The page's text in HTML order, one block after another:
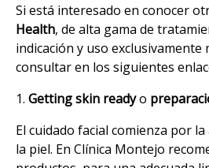
Si está interesado en conocer
Health, de alta gama de
indicación y uso exclusivamente
consultar en los siguientes
1. Getting skin readyo
El cuidado facial comienza por
la piel. En Clínica Montejo